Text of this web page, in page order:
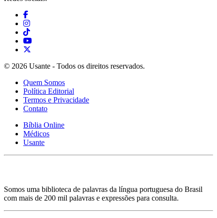
© 2026 Usante - Todos os direitos reservados.
Quem Somos
Política Editorial
Termos e Privacidade
Contato
Bíblia Online
Médicos
Usante
Somos uma biblioteca de palavras da língua portuguesa do Brasil
com mais de 200 mil palavras e expressões para consulta.